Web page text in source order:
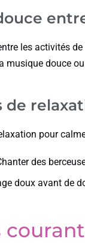
les activités
musique douce
de
pour
des
doux avant de